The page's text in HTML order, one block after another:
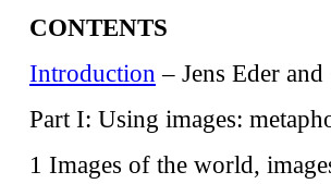
CONTENTS
Introduction – Jens Eder
Part I: Using images:
1 Images of the world,